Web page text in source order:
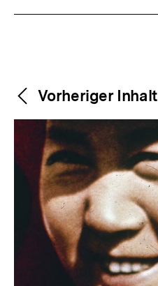
Weitere
Inhalte
Content-
Navigation
Vorheriger Inhalt